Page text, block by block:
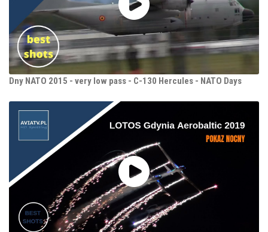
Dny NATO 2015 - very low pass - C-130 Hercules - NATO Days